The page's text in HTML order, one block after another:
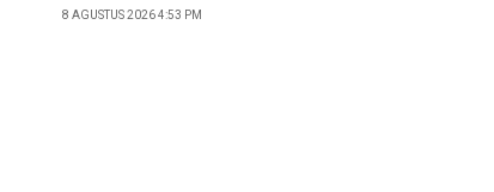
8 AGUSTUS 2026 4:53 PM